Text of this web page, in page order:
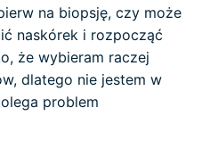
na biopsję, czy może
naskórek i rozpocząć
że wybieram raczej
dlatego nie jestem w
problem